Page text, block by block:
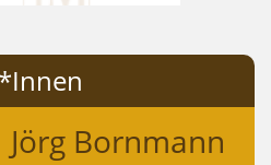
Jörg Bornmann